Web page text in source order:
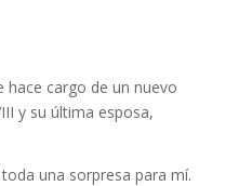
hace cargo de un nuevo
y su última esposa,
una sorpresa para mí.